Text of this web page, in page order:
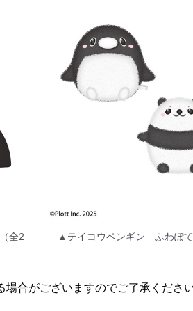
全2
▲テイコウペンギン ふわぽ
合がございますのでご了承くださ